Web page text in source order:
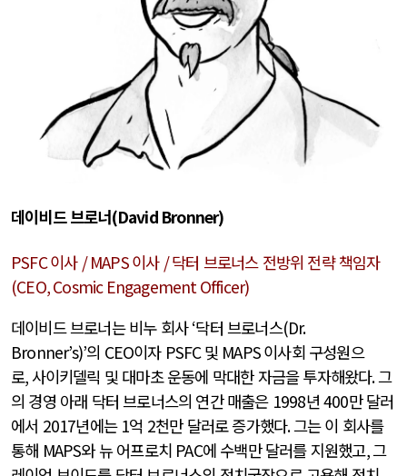
데이비드 브로너(David Bronner)
PSFC이사 / MAPS이사 /닥터 브로너스 전방위 전략 책임자
(CEO, Cosmic Engagement Officer)
데이비드 브로너는 비누 회사‘닥터 브로너스(Dr.
Bronner’s)’의 CEO이자 PSFC및 MAPS이사회 구성원으
로,사이키델릭 및 대마초 운동에 막대한 자금을 투자해왔다.그
의 경영 아래 닥터 브로너스의 연간 매출은 1998년400만 달러
에서 2017년에는 1억 2천만 달러로 증가했다.그는 이 회사를
통해 MAPS와 뉴 어프로치 PAC에 수백만 달러를 지원했고,그